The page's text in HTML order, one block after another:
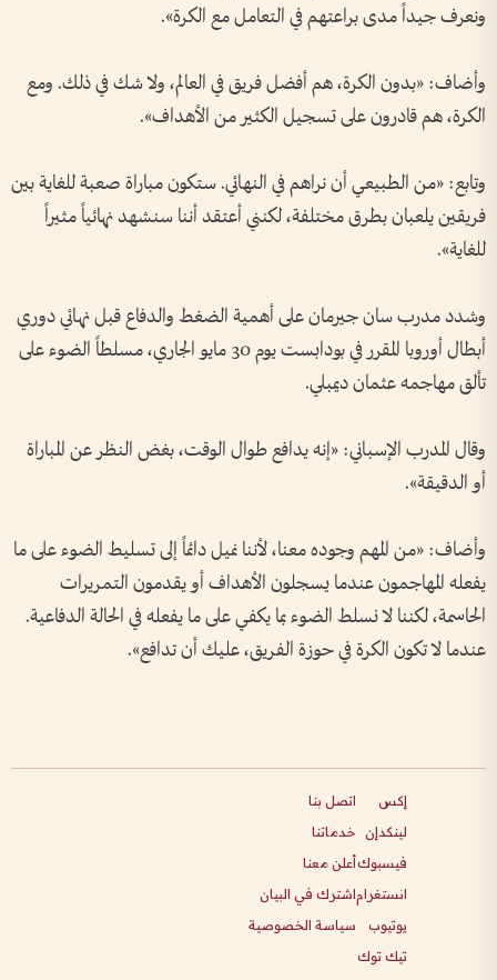
ونعرف جيداً مدى براعتهم في التعامل مع الكرة».
وأضاف: «بدون الكرة، هم أفضل فريق في العالم، ولا شك في ذلك. ومع
الكرة، هم قادرون على تسجيل الكثير من الأهداف».
وتابع: «من الطبيعي أن نراهم في النهائي. ستكون مباراة صعبة للغاية بين
فريقين يلعبان بطرق مختلفة، لكنني أعتقد أننا سنشهد نهائياً مثيراً
للغاية».
وشدد مدرب سان جيرمان على أهمية الضغط والدفاع قبل نهائي دوري
أبطال أوروبا المقرر في بودابست يوم 30 مايو الجاري، مسلطاً الضوء على
تألق مهاجمه عثمان ديمبلي.
وقال المدرب الإسباني: «إنه يدافع طوال الوقت، بغض النظر عن المباراة
أو الدقيقة».
وأضاف: «من المهم وجوده معنا، لأننا نميل دائماً إلى تسليط الضوء على ما
يفعله المهاجمون عندما يسجلون الأهداف أو يقدمون التمريرات
الحاسمة، لكننا لا نسلط الضوء بما يكفي على ما يفعله في الحالة الدفاعية.
عندما لا تكون الكرة في حوزة الفريق، عليك أن تدافع».
إكس
لينكدإن
فيسبوك
انستغرام
يوتيوب
تيك توك
اتصل بنا
خدماتنا
أعلن معنا
اشترك في البيان
سياسة الخصوصية